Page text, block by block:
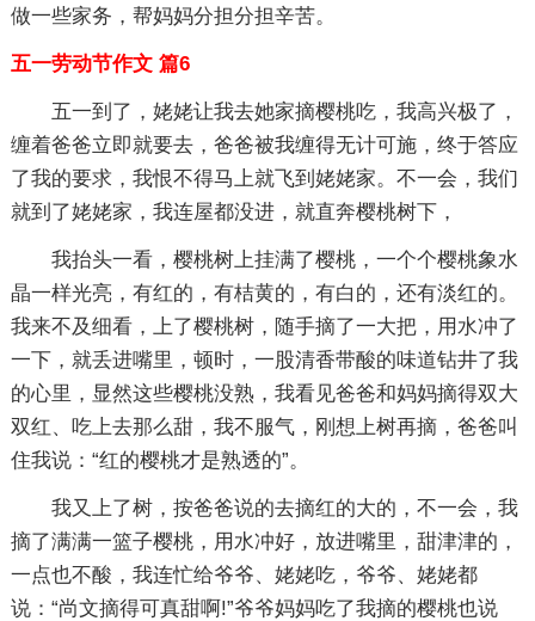
做一些家务，帮妈妈分担分担辛苦。
五一劳动节作文 篇6
五一到了，姥姥让我去她家摘樱桃吃，我高兴极了，
缠着爸爸立即就要去，爸爸被我缠得无计可施，终于答应
了我的要求，我恨不得马上就飞到姥姥家。不一会，我们
就到了姥姥家，我连屋都没进，就直奔樱桃树下，
我抬头一看，樱桃树上挂满了樱桃，一个个樱桃象水
晶一样光亮，有红的，有桔黄的，有白的，还有淡红的。
我来不及细看，上了樱桃树，随手摘了一大把，用水冲了
一下，就丢进嘴里，顿时，一股清香带酸的味道钻井了我
的心里，显然这些樱桃没熟，我看见爸爸和妈妈摘得双大
双红、吃上去那么甜，我不服气，刚想上树再摘，爸爸叫
住我说：“红的樱桃才是熟透的”。
我又上了树，按爸爸说的去摘红的大的，不一会，我
摘了满满一篮子樱桃，用水冲好，放进嘴里，甜津津的，
一点也不酸，我连忙给爷爷、姥姥吃，爷爷、姥姥都
说：“尚文摘得可真甜啊!”爷爷妈妈吃了我摘的樱桃也说